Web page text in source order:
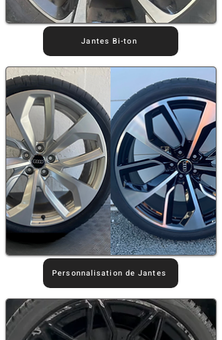
Jantes Bi-ton
Personnalisation de Jantes